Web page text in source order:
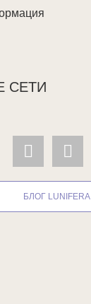
СЕТИ
БЛОГ LUNIFERA